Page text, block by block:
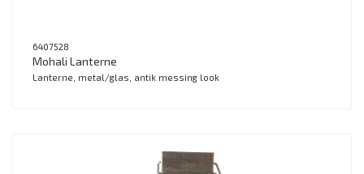
6407528
Mohali Lanterne
Lanterne, metal/glas, antik messing look